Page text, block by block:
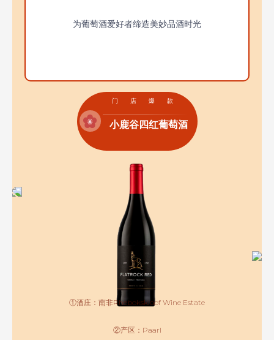
为葡萄酒爱好者缔造美妙品酒时光
门店爆款
小鹿谷四红葡萄酒
①酒庄：南非Rhebokskloof Wine Estate
②产区：Paarl